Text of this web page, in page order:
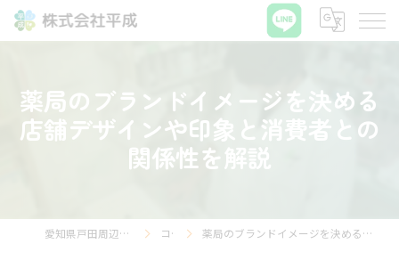
薬局のブランドイメージを決める
店舗デザインや印象と消費者との
関係性を解説
愛知県戸田周辺の薬局なら株式会社平成 コラム 薬局のブランドイメージを決める店舗デザインや印象と消費者との関係性を解説